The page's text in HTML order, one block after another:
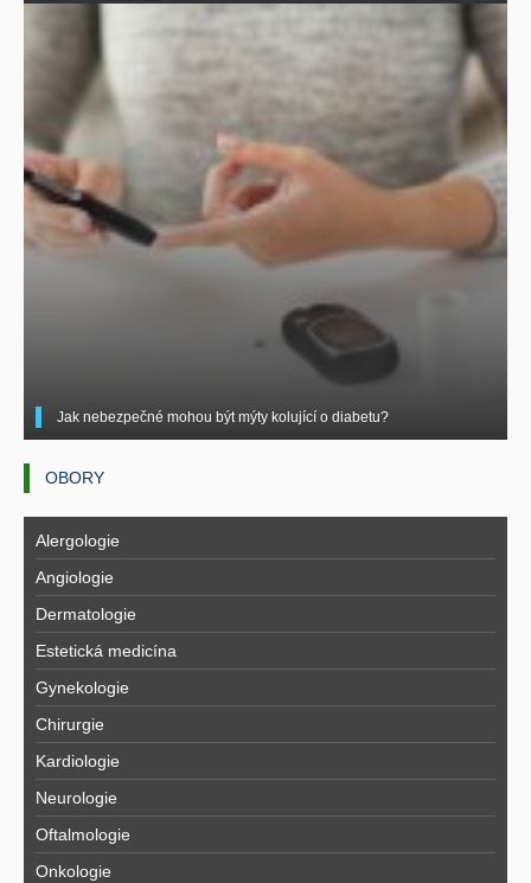
Jak nebezpečné mohou být mýty kolující o diabetu?
OBORY
Alergologie
Angiologie
Dermatologie
Estetická medicína
Gynekologie
Chirurgie
Kardiologie
Neurologie
Oftalmologie
Onkologie